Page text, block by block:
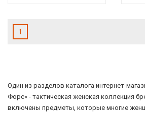
1
Один из разделов каталога интернет-
Форс» - тактическая женская коллекция
включены предметы, которые многие